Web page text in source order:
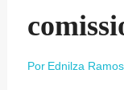
Por Ednilza Ramos